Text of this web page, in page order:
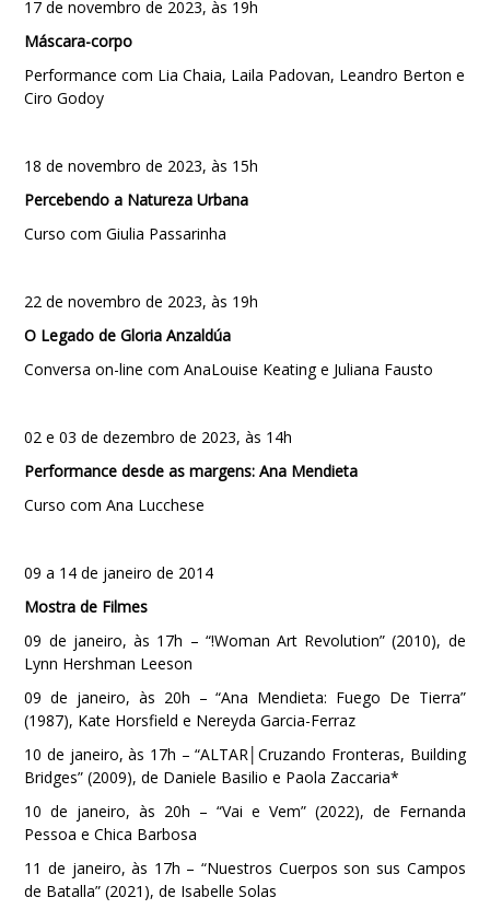
17 de novembro de 2023, às 19h
Máscara-corpo
Performance com Lia Chaia, Laila Padovan, Leandro Berton e
Ciro Godoy
18 de novembro de 2023, às 15h
Percebendo a Natureza Urbana
Curso com Giulia Passarinha
22 de novembro de 2023, às 19h
O Legado de Gloria Anzaldúa
Conversa on-line com AnaLouise Keating e Juliana Fausto
02 e 03 de dezembro de 2023, às 14h
Performance desde as margens: Ana Mendieta
Curso com Ana Lucchese
09 a 14 de janeiro de 2014
Mostra de Filmes
09 de janeiro, às 17h – “!Woman Art Revolution” (2010), de
Lynn Hershman Leeson
09 de janeiro, às 20h – “Ana Mendieta: Fuego De Tierra”
(1987), Kate Horsfield e Nereyda Garcia-Ferraz
10 de janeiro, às 17h – “ALTAR│Cruzando Fronteras, Building
Bridges” (2009), de Daniele Basilio e Paola Zaccaria*
10 de janeiro, às 20h – “Vai e Vem” (2022), de Fernanda
Pessoa e Chica Barbosa
11 de janeiro, às 17h – “Nuestros Cuerpos son sus Campos
de Batalla” (2021), de Isabelle Solas